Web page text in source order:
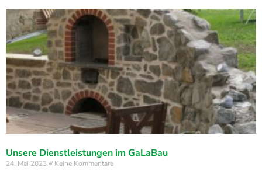
Unsere Dienstleistungen im GaLaBau
24. Mai 2023 Keine Kommentare